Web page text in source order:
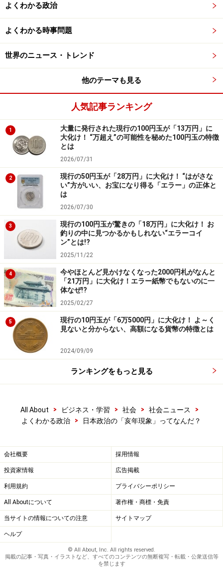
低下しているのです。４回中４回、顕著に低下していま
いったいこれはなぜなのでしょう。そして自民党議席減
との関係は？
★というわけで次のページでは
について、お話していくことにしましょう。
※記事内容は執筆時点のものです。最新の内容をご確認くださ
い。
1/4 次のページへ
よくわかる政治
よくわかる時事問題
世界のニュース・トレンド
他のテーマも見る
人気記事ランキング
1
大量に発行された現行の100円玉が「13万円」に
大化け！ “万超え”の可能性を秘めた100円玉の特徴
とは
2026/07/31
2
現行の50円玉が「28万円」に大化け！ “はがさな
い”方がいい、お宝になり得る「エラー」の正体と
は
2026/07/30
3
現行の100円玉が驚きの「18万円」に大化け！ お
釣りの中に見つかるかもしれない“エラーコイ
ン”とは!?
2025/11/22
4
今やほとんど見かけなくなった2000円札がなんと
「21万円」に大化け！エラー紙幣でもないのに一
体なぜ!?
2025/02/27
5
現行の10円玉が「6万5000円」に大化け！ よ～く
見ないと分からない、高額になる貨幣の特徴とは
2024/09/09
ランキングをもっと見る
All About > ビジネス・学習 > 社会 > 社会ニュース
>
よくわかる政治
> 日本政治の「亥年現象」ってなんだ？
会社概要 採用情報
投資家情報 広告掲載
利用規約 プライバシーポリシー
All Aboutについて 著作権・商標・免責
当サイトの情報についての注意 サイトマップ
ヘルプ
© All About, Inc. All rights reserved.
掲載の記事・写真・イラストなど、すべてのコンテンツの無断複写・転載・公衆送信等
を禁じます